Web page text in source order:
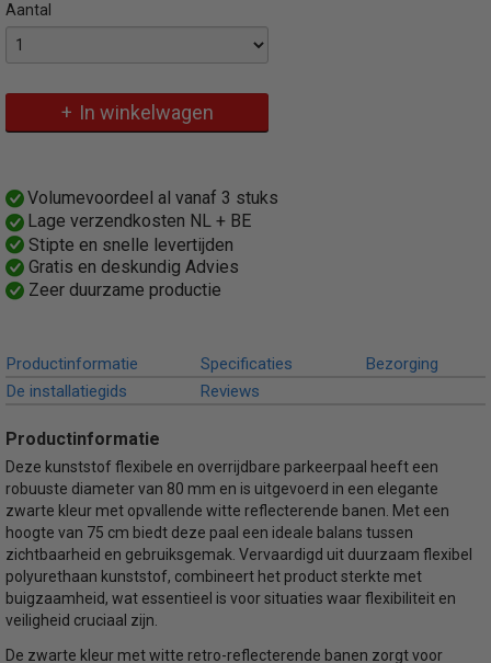
Aantal
In winkelwagen
Specificaties
412222BS
EAN code
412222BS
Bruto gewicht
1,32 Kg
Omschrijving
verharding
Volumevoordeel al vanaf 3 stuks
Lage verzendkosten NL + BE
Stipte en snelle levertijden
Gratis en deskundig Advies
Zeer duurzame productie
Productinformatie Specificaties
Bezorging
De installatiegids
Reviews
Productinformatie
Deze kunststof flexibele en overrijdbare parkeerpaal heeft een
robuuste diameter van 80 mm en is uitgevoerd in een elegante
zwarte kleur met opvallende witte reflecterende banen. Met een
hoogte van 75 cm biedt deze paal een ideale balans tussen
zichtbaarheid en gebruiksgemak. Vervaardigd uit duurzaam flexibel
polyurethaan kunststof, combineert het product sterkte met
buigzaamheid, wat essentieel is voor situaties waar flexibiliteit en
veiligheid cruciaal zijn.
De zwarte kleur met witte retro-reflecterende banen zorgt voor